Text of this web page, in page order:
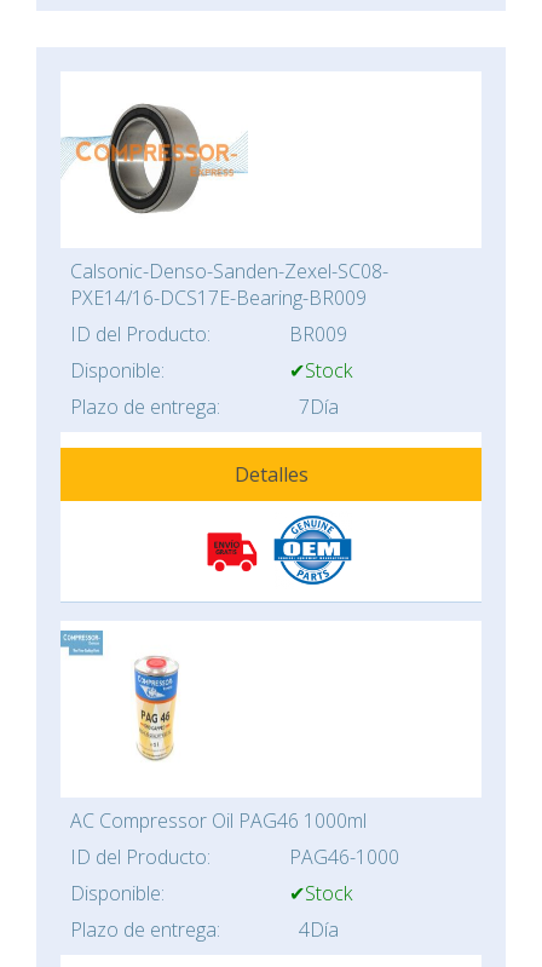
Calsonic-Denso-Sanden-Zexel-SC08-
PXE14/16-DCS17E-Bearing-BR009
ID del Producto:
BR009
Disponible:
✔Stock
Plazo de entrega:
7Día
Detalles
AC Compressor Oil PAG46 1000ml
ID del Producto:
PAG46-1000
Disponible:
✔Stock
Plazo de entrega:
4Día